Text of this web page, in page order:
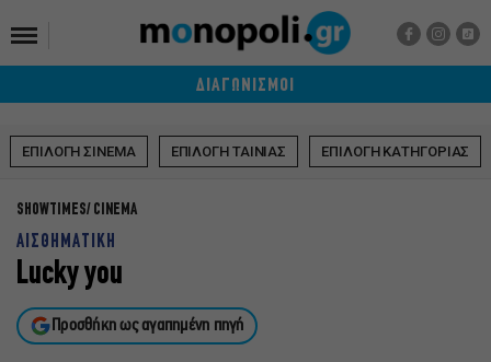
ΔΙΑΓΩΝΙΣΜΟΙ
ΕΠΙΛΟΓΗ ΣΙΝΕΜΑ ΕΠΙΛΟΓΗ ΤΑΙΝΙΑΣ ΕΠΙΛΟΓΗ ΚΑΤΗΓΟΡΙΑΣ
SHOWTIMES CINEMA
ΑΙΣΘΗΜΑΤΙΚΗ
Lucky you
Προσθήκη ως αγαπημένη πηγή